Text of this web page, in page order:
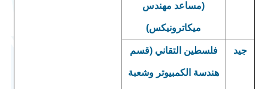
(مساعد مهندس
ميكاترونيكس)
جيد فلسطين التقاني (قسم
هندسة الكمبيوتر وشعبة